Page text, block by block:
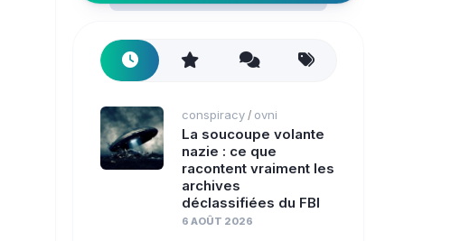
conspiracy / ovni
La soucoupe volante
nazie : ce que
racontent vraiment les
archives
déclassifiées du FBI
6 AOÛT 2026